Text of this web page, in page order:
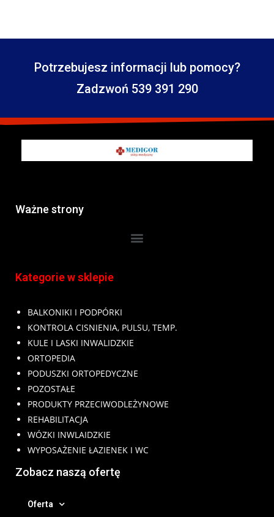
Potrzebujesz informacji lub pomocy?
Zadzwoń 539 391 290
Ważne strony
Kategorie w sklepie
BALKONIKI I PODPÓRKI
KONTROLA CISNIENIA, PULSU, TEMP.
KULE I LASKI INWALIDZKIE
ORTOPEDIA
PODUSZKI ORTOPEDYCZNE
POZOSTAŁE
PRODUKTY PRZECIWODLEŻYNOWE
REHABILITACJA
WÓZKI INWLAIDZKIE
WYPOSAŻENIE ŁAZIENEK I WC
Zobacz naszą ofertę
Oferta